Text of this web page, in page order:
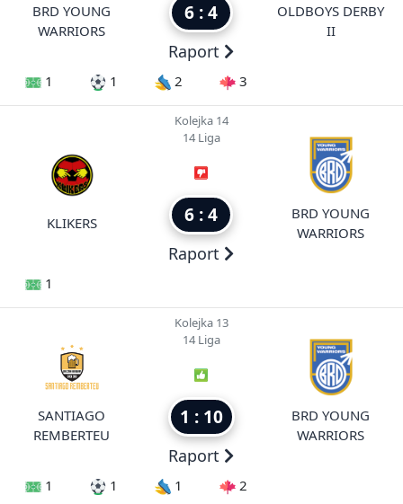
BRD YOUNG
WARRIORS
6 : 4
Raport
OLDBOYS DERBY
II
1 1 2 3
KLIKERS
Kolejka 14
14 Liga
6 : 4
Raport
BRD YOUNG
WARRIORS
1
SANTIAGO
REMBERTEU
Kolejka 13
14 Liga
1 : 10
Raport
BRD YOUNG
WARRIORS
1 1 1 2